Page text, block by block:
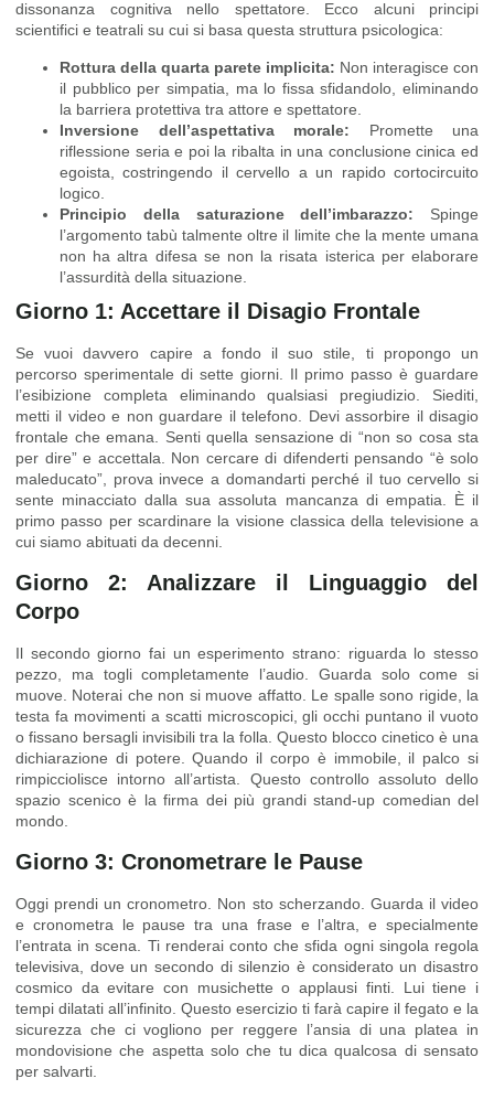
dissonanza cognitiva nello spettatore. Ecco alcuni principi
scientifici e teatrali su cui si basa questa struttura psicologica:
Rottura della quarta parete implicita: Non interagisce con
il pubblico per simpatia, ma lo fissa sfidandolo, eliminando
la barriera protettiva tra attore e spettatore.
Inversione dell’aspettativa morale: Promette una
riflessione seria e poi la ribalta in una conclusione cinica ed
egoista, costringendo il cervello a un rapido cortocircuito
logico.
Principio della saturazione dell’imbarazzo: Spinge
l’argomento tabù talmente oltre il limite che la mente umana
non ha altra difesa se non la risata isterica per elaborare
l’assurdità della situazione.
Giorno 1: Accettare il Disagio Frontale
Se vuoi davvero capire a fondo il suo stile, ti propongo un
percorso sperimentale di sette giorni. Il primo passo è guardare
l’esibizione completa eliminando qualsiasi pregiudizio. Siediti,
metti il video e non guardare il telefono. Devi assorbire il disagio
frontale che emana. Senti quella sensazione di “non so cosa sta
per dire” e accettala. Non cercare di difenderti pensando “è solo
maleducato”, prova invece a domandarti perché il tuo cervello si
sente minacciato dalla sua assoluta mancanza di empatia. È il
primo passo per scardinare la visione classica della televisione a
cui siamo abituati da decenni.
Giorno 2: Analizzare il Linguaggio del
Corpo
Il secondo giorno fai un esperimento strano: riguarda lo stesso
pezzo, ma togli completamente l’audio. Guarda solo come si
muove. Noterai che non si muove affatto. Le spalle sono rigide, la
testa fa movimenti a scatti microscopici, gli occhi puntano il vuoto
o fissano bersagli invisibili tra la folla. Questo blocco cinetico è una
dichiarazione di potere. Quando il corpo è immobile, il palco si
rimpicciolisce intorno all’artista. Questo controllo assoluto dello
spazio scenico è la firma dei più grandi stand-up comedian del
mondo.
Giorno 3: Cronometrare le Pause
Oggi prendi un cronometro. Non sto scherzando. Guarda il video
e cronometra le pause tra una frase e l’altra, e specialmente
l’entrata in scena. Ti renderai conto che sfida ogni singola regola
televisiva, dove un secondo di silenzio è considerato un disastro
cosmico da evitare con musichette o applausi finti. Lui tiene i
tempi dilatati all’infinito. Questo esercizio ti farà capire il fegato e la
sicurezza che ci vogliono per reggere l’ansia di una platea in
mondovisione che aspetta solo che tu dica qualcosa di sensato
per salvarti.